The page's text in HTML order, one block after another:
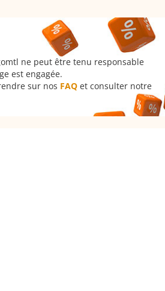
ne peut être tenu responsable
est engagée.
sur nos FAQ et consulter notre